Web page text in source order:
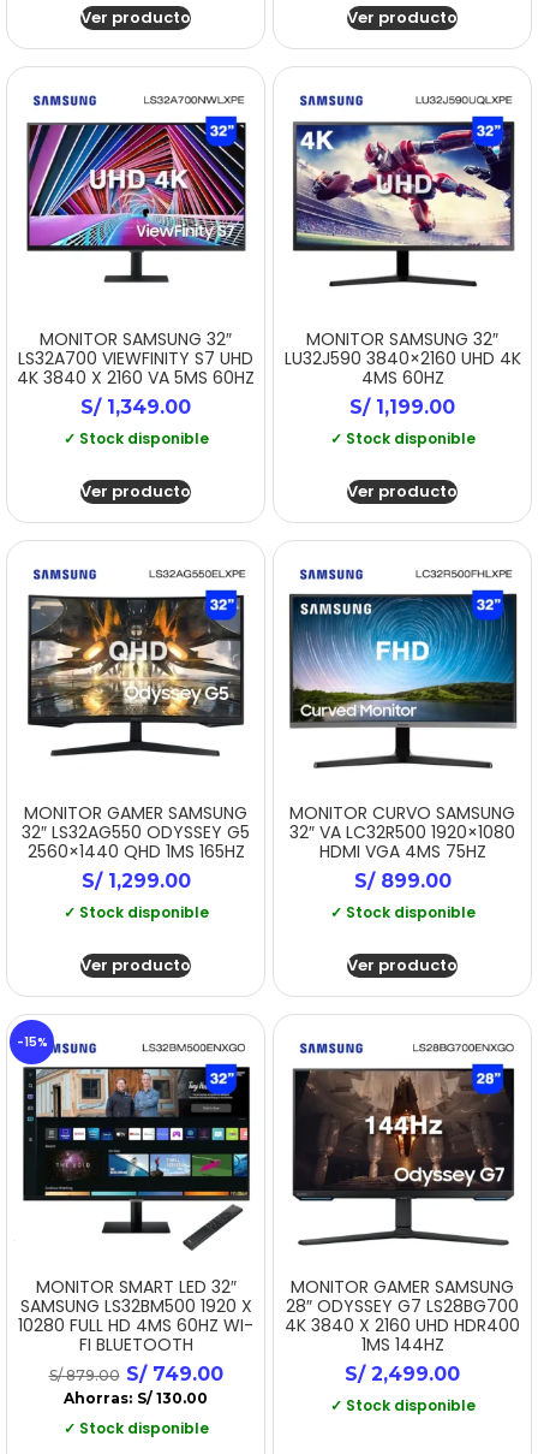
Ver producto Ver producto
MONITOR SAMSUNG 32″
LS32A700 VIEWFINITY S7 UHD
4K 3840 X 2160 VA 5MS 60HZ
S/1,349.00
✓ Stock disponible
Ver producto
MONITOR SAMSUNG 32″
LU32J590 3840×2160 UHD 4K
4MS 60HZ
S/1,199.00
✓ Stock disponible
Ver producto
MONITOR GAMER SAMSUNG
32″ LS32AG550 ODYSSEY G5
2560×1440 QHD 1MS 165HZ
S/1,299.00
✓ Stock disponible
Ver producto
MONITOR CURVO SAMSUNG
32″ VA LC32R500 1920×1080
HDMI VGA 4MS 75HZ
S/899.00
✓ Stock disponible
Ver producto
-15%
MONITOR SMART LED 32″
SAMSUNG LS32BM500 1920 X
10280 FULL HD 4MS 60HZ WI-
FI BLUETOOTH
S/879.00 S/749.00
Ahorras: S/ 130.00
✓ Stock disponible
MONITOR GAMER SAMSUNG
28″ ODYSSEY G7 LS28BG700
4K 3840 X 2160 UHD HDR400
1MS 144HZ
S/2,499.00
✓ Stock disponible